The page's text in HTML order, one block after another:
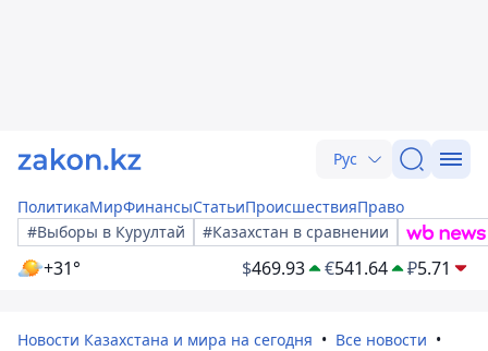
Рус
ПолитикаМирФинансыСтатьиПроисшествияПраво
#Выборы в Курултай
#Казахстан в сравнении
+31° $469.93 €541.64 ₽5.71
Новости Казахстана и мира на сегодня
Все новости